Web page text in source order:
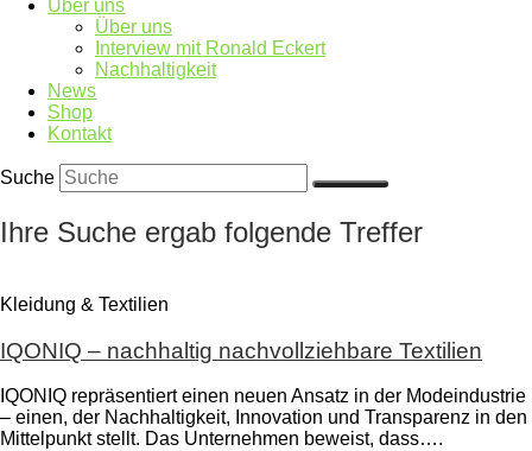
Über uns
Über uns
Interview mit Ronald Eckert
Nachhaltigkeit
News
Shop
Kontakt
Suche
Ihre Suche ergab folgende Treffer
Kleidung & Textilien
IQONIQ – nachhaltig nachvollziehbare Textilien
IQONIQ repräsentiert einen neuen Ansatz in der Modeindustrie
– einen, der Nachhaltigkeit, Innovation und Transparenz in den
Mittelpunkt stellt. Das Unternehmen beweist, dass….